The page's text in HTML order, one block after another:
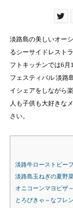
淡路島の美しいオー
るシーサイドレスト
フトキッチンでは6月
フェスティバル 淡路
イシェアをしながら
人も子供も大好きな
さい。
淡路牛ローストビー
淡路島玉ねぎの夏野
オニコーンマヨピザ
とろぴきゃ～なフレ